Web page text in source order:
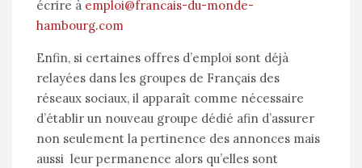
écrire à emploi@francais-du-monde-
hambourg.com
Enfin, si certaines offres d’emploi sont déjà
relayées dans les groupes de Français des
réseaux sociaux, il apparaît comme nécessaire
d’établir un nouveau groupe dédié afin d’assurer
non seulement la pertinence des annonces mais
aussi leur permanence alors qu’elles sont